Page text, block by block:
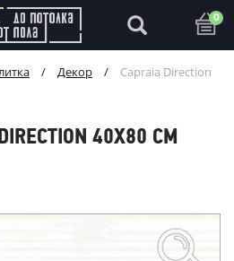
0
/ Декор / Capraia Direction
40X80 СМ